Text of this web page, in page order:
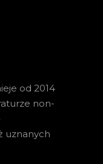
od 2014
non-
uznanych